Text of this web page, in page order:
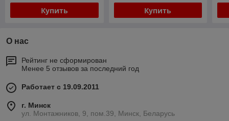
Купить Купить
О нас
Рейтинг не сформирован
Менее 5 отзывов за последний год
Работает с 19.09.2011
г. Минск
ул. Монтажников, 9, пом.39, Минск, Беларусь